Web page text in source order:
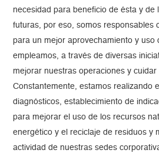
necesidad para beneficio de ésta y de
futuras, por eso, somos responsables
para un mejor aprovechamiento y uso
empleamos, a través de diversas
mejorar nuestras operaciones y
Constantemente, estamos realizando
diagnósticos, establecimiento de
para mejorar el uso de los recursos
energético y el reciclaje de residuos y
actividad de nuestras sedes